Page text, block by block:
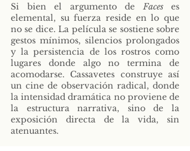
Si bien el argumento de Faces es
elemental, su fuerza reside en lo que
no se dice. La película se sostiene sobre
gestos mínimos, silencios prolongados
y la persistencia de los rostros como
lugares donde algo no termina de
acomodarse. Cassavetes construye así
un cine de observación radical, donde
la intensidad dramática no proviene de
la estructura narrativa, sino de la
exposición directa de la vida, sin
atenuantes.